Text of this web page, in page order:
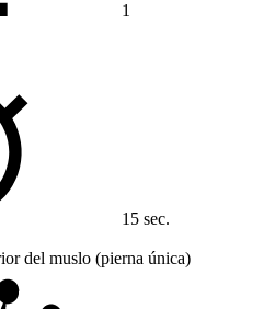
1
15 sec.
del muslo (pierna única)